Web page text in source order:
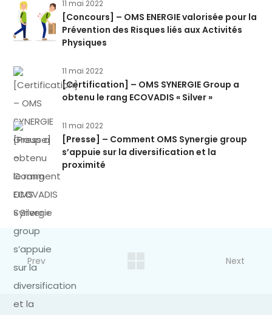
11 mai 2022
[Concours] – OMS ENERGIE valorisée pour la
Prévention des Risques liés aux Activités
Physiques
11 mai 2022
[Certification] – OMS SYNERGIE Group a
obtenu le rang ECOVADIS « Silver »
11 mai 2022
[Presse] – Comment OMS Synergie group
s’appuie sur la diversification et la
proximité
Prev Next